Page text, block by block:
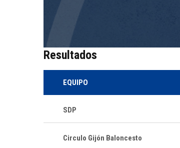
Resultados
EQUIPO
SDP
Circulo Gijón Baloncesto